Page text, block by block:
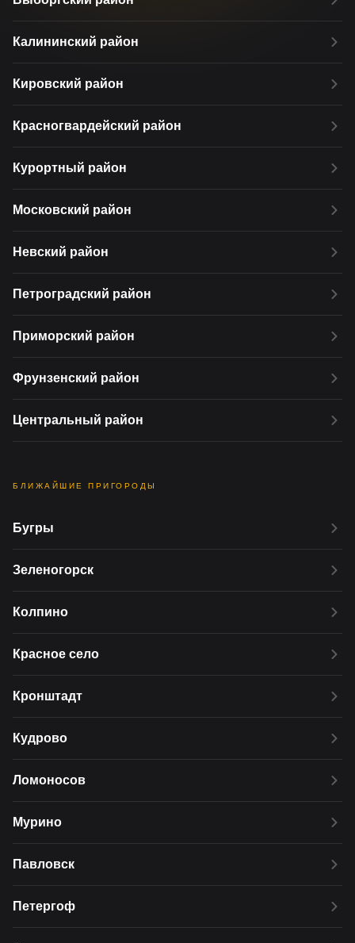
Калининский район
Кировский район
Красногвардейский район
Курортный район
Московский район
Невский район
Петроградский район
Приморский район
Фрунзенский район
Центральный район
БЛИЖАЙШИЕ ПРИГОРОДЫ
Бугры
Зеленогорск
Колпино
Красное село
Кронштадт
Кудрово
Ломоносов
Мурино
Павловск
Петергоф